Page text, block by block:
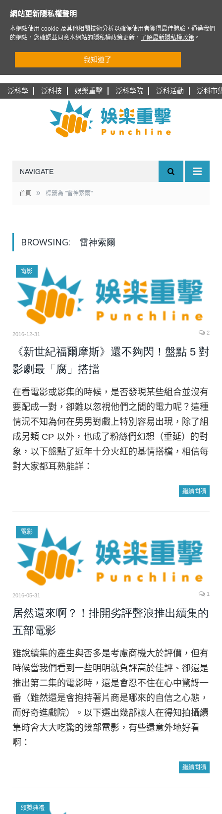
泛科學 泛科技 娛樂重擊 泛科學院 泛科活動 泛科市
NAVIGATE
首頁 » 標籤為 "雷神索爾"
BROWSING: 雷神索爾
電影
2016-12-31 2
《新世紀福爾摩斯》還不夠閃！盤點 5 對
影劇最「腐」搭擋
在看電影或影集的時候，是否發現某些組合並沒有
要配成一對，卻難以忽視他們之間的電力呢？這種
情況不知為何在男男對戲上特別容易出現，除了組
成另類 CP 以外，也成了粉絲們幻想（垂延）的對
象，以下盤點了近年十分火紅的基情搭檔，相信每
對大家都耳熟能詳：
繼續閱讀
電影
2016-05-31 1
居然還來啊？！排開劣評聲浪推出續集的
五部電影
雖說續集的產生與否多是考慮商機大於評價，但有
時候當我們看到一些明明就負評高於佳評、卻還是
推出第二集的電影時，還是會忍不住在心中驚訝一
番（雖然還是會抱持著片商是哪來的自信之心態，
而好奇進戲院）。以下選出幾部讓人在得知拍攝續
集時會大大吃驚的幾部電影，有些還意外地好看
啊：
繼續閱讀
頒獎典禮
網站更新隱私權聲明
本網站使用 cookie 及其他相關技術分析以確保使用者獲得最佳體驗，通過我們
的網站，您確認並同意本網站的隱私權政策更新，
了解最新隱私權政策 。
我知道了